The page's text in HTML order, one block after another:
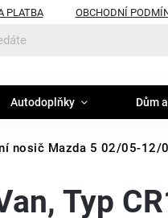
PLATBA OBCHODNÍ
Autodoplňky Dům
nosič Mazda 5 02/05-12/
Typ